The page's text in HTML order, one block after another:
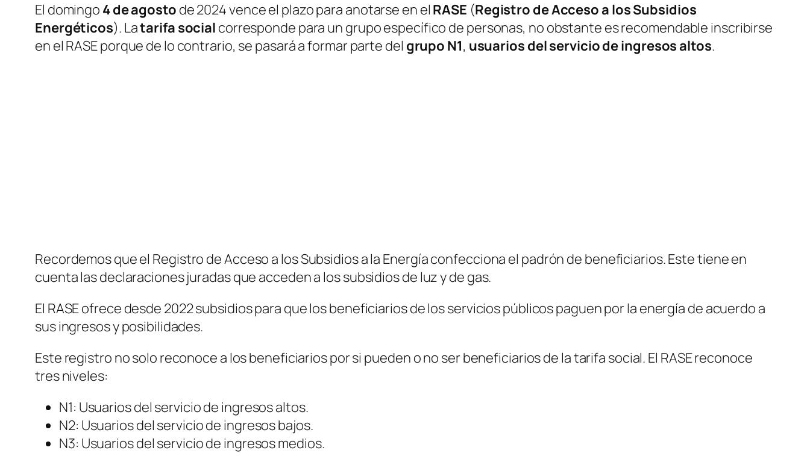
El domingo 4 de agosto de 2024 vence el plazo para anotarse en el RASE (Registro de Acceso a los Subsidios
Energéticos). Latarifa social corresponde para un grupo específico de personas, no obstante es recomendable inscribirse
en el RASE porque de lo contrario, se pasará a formar parte del grupo N1, usuarios del servicio de ingresos altos.
Recordemos que el Registro de Acceso a los Subsidios a la Energía confecciona el padrón de beneficiarios. Este tiene en
cuenta las declaraciones juradas que acceden a los subsidios de luz y de gas.
El RASE ofrece desde 2022 subsidios para que los beneficiarios de los servicios públicos paguen por la energía de acuerdo a
sus ingresos y posibilidades.
Este registro no solo reconoce a los beneficiarios por si pueden o no ser beneficiarios de la tarifa social. El RASE reconoce
tres niveles:
N1: Usuarios del servicio de ingresos altos.
N2: Usuarios del servicio de ingresos bajos.
N3: Usuarios del servicio de ingresos medios.